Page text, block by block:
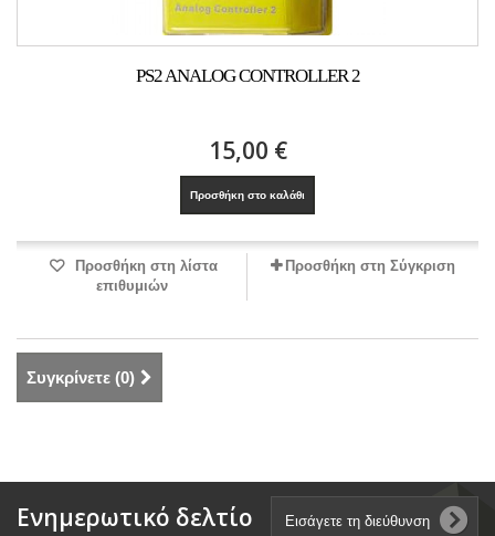
PS2 ANALOG CONTROLLER 2
15,00 €
Προσθήκη στο καλάθι
Προσθήκη στη λίστα
επιθυμιών
Προσθήκη στη Σύγκριση
Συγκρίνετε (0)
Ενημερωτικό δελτίο